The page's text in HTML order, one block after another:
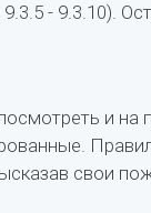
- 9.3.10).
и на
свои